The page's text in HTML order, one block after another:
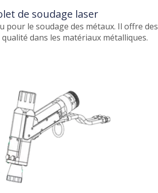
de soudage laser
le soudage des métaux. Il offre
dans les matériaux métalliques.